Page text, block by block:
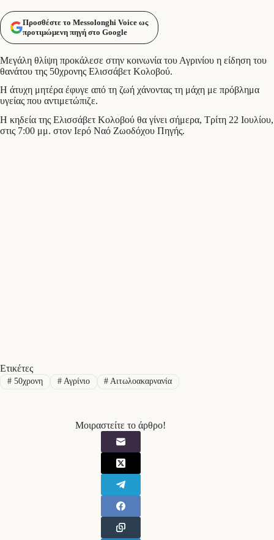
Προσθέστε το Messolonghi Voice ως
προτιμώμενη πηγή στο Google
Μεγάλη θλίψη προκάλεσε στην κοινωνία του Αγρινίου η είδηση του
θανάτου της 50χρονης Ελισσάβετ Κολοβού.
Η άτυχη μητέρα έφυγε από τη ζωή χάνοντας τη μάχη με πρόβλημα
υγείας που αντιμετώπιζε.
Η κηδεία της Ελισσάβετ Κολοβού θα γίνει σήμερα, Τρίτη 22 Ιουλίου,
στις 7:00 μμ. στον Ιερό Ναό Ζωοδόχου Πηγής.
Ετικέτες
#50χρονη #Αγρίνιο # Αιτωλοακαρνανία
Μοιραστείτε το άρθρο!